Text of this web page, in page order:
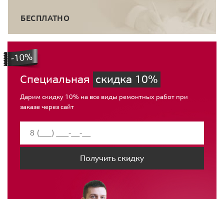
БЕСПЛАТНО
Специальная скидка 10%
Дарим скидку 10% на все виды ремонтных работ при
заказе через сайт
Получить скидку